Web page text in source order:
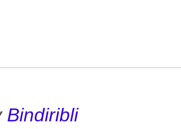
Bindiribli